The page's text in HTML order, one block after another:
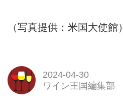
（写真提供：米国大使館）
2024-04-30
ワイン王国編集部